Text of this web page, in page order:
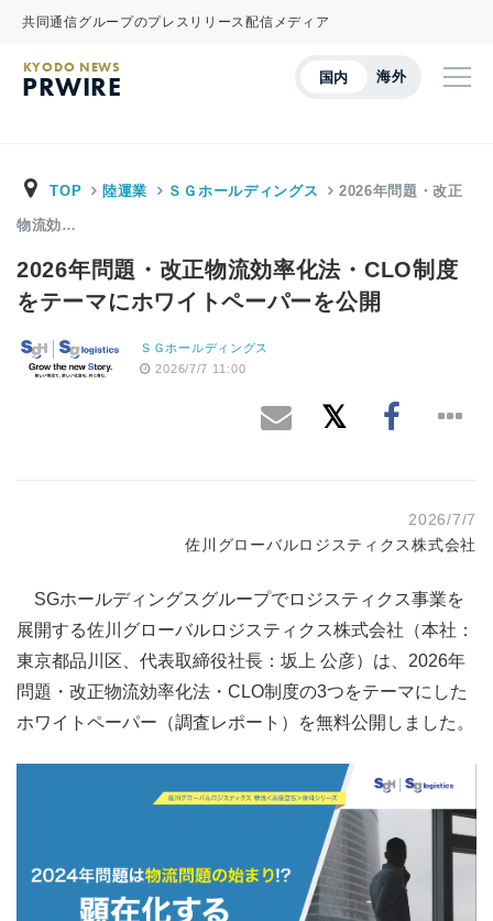
共同通信グループのプレスリリース配信メディア
国内 海外
KYODO NEWS
PRWIRE
TOP 陸運業 ＳＧホールディングス 2026年問題・改正
物流効…
2026年問題・改正物流効率化法・CLO制度
をテーマにホワイトペーパーを公開
ＳＧホールディングス
2026/7/7 11:00
2026/7/7
佐川グローバルロジスティクス株式会社
SGホールディングスグループでロジスティクス事業を
展開する佐川グローバルロジスティクス株式会社（本社：
東京都品川区、代表取締役社長：坂上 公彦）は、2026年
問題・改正物流効率化法・CLO制度の3つをテーマにした
ホワイトペーパー（調査レポート）を無料公開しました。